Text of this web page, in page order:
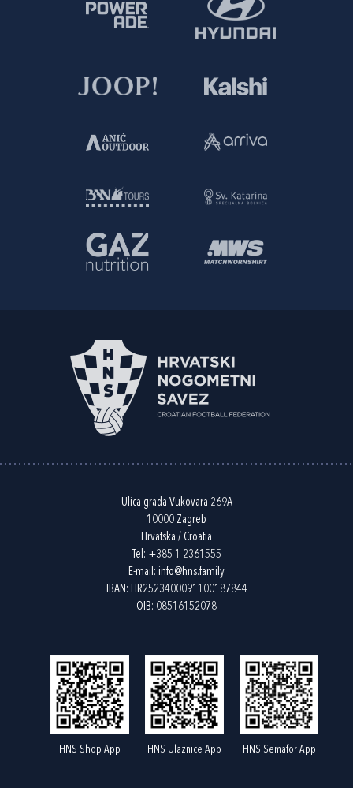
Ulica grada Vukovara 269A
10000 Zagreb
Hrvatska / Croatia
Tel: +385 1 2361555
E-mail: info@hns.family
IBAN: HR2523400091100187844
OIB: 08516152078
HNS Shop App HNS Ulaznice App HNS Semafor App